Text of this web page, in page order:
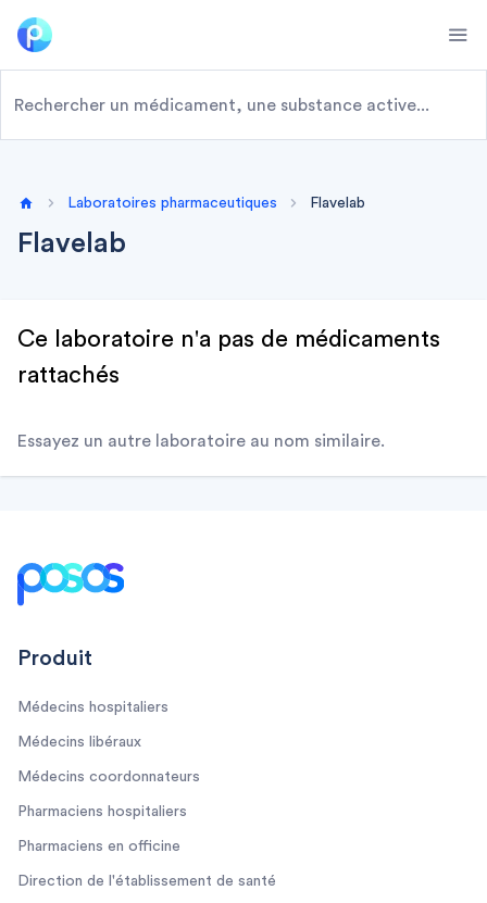
Home
Laboratoires pharmaceutiques Flavelab
Flavelab
Ce laboratoire n'a pas de médicaments
rattachés
Essayez un autre laboratoire au nom similaire.
Produit
Médecins hospitaliers
Médecins libéraux
Médecins coordonnateurs
Pharmaciens hospitaliers
Pharmaciens en officine
Direction de l'établissement de santé